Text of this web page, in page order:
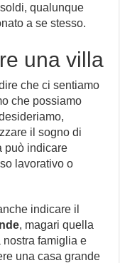
qualunque
a se stesso.
una villa
che ci sentiamo
che possiamo
il sogno di
può indicare
lavorativo o
indicare il
, magari quella
famiglia e
una casa grande